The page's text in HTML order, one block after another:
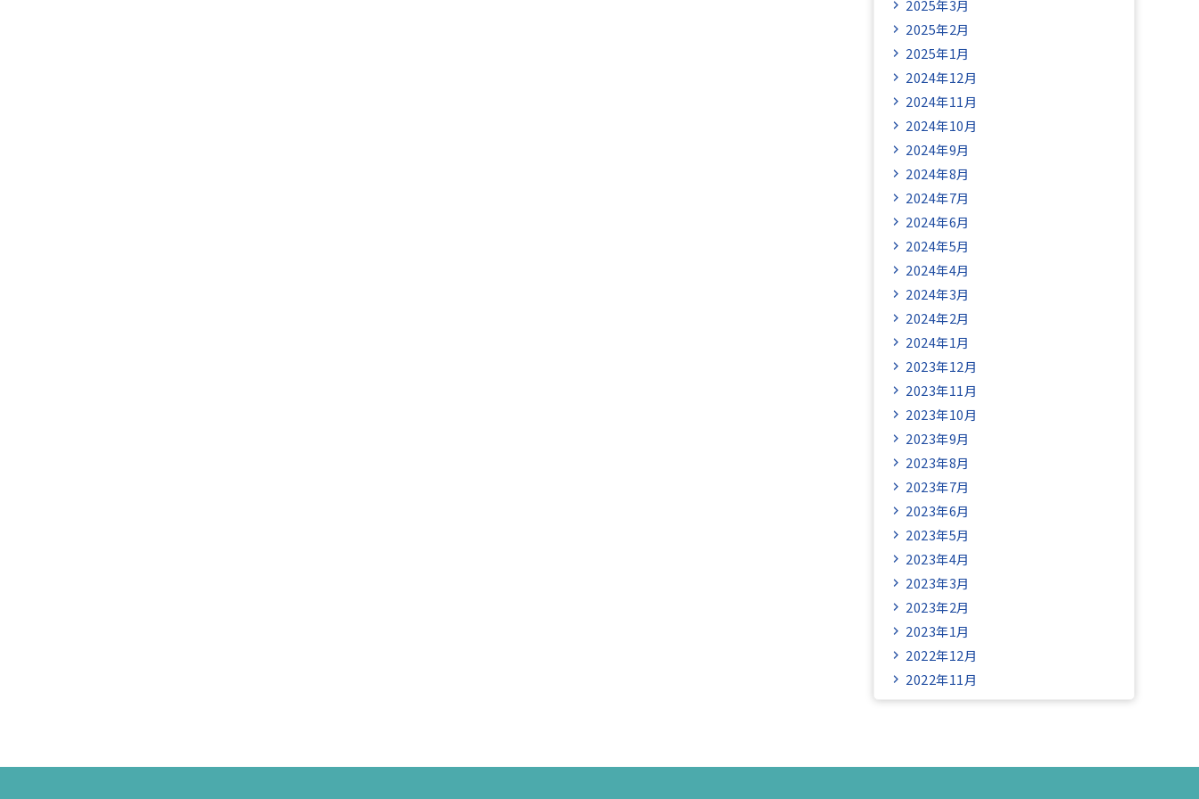
2025年3月
2025年2月
2025年1月
2024年12月
2024年11月
2024年10月
2024年9月
2024年8月
2024年7月
2024年6月
2024年5月
2024年4月
2024年3月
2024年2月
2024年1月
2023年12月
2023年11月
2023年10月
2023年9月
2023年8月
2023年7月
2023年6月
2023年5月
2023年4月
2023年3月
2023年2月
2023年1月
2022年12月
2022年11月